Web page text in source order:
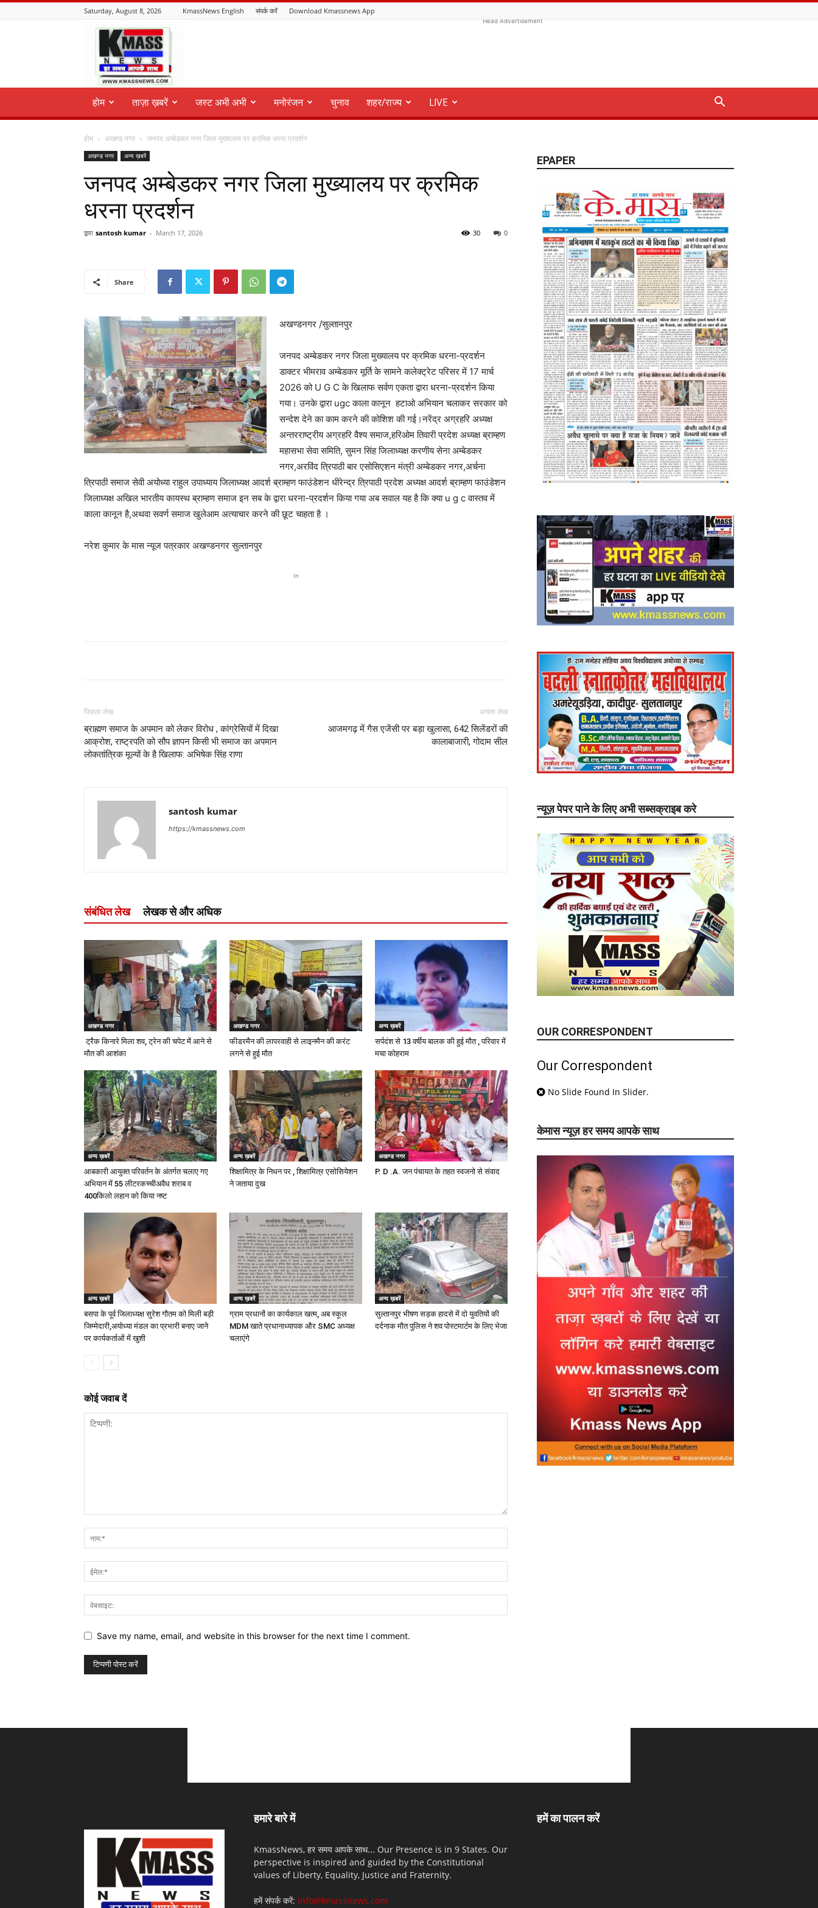
Saturday, August 8, 2026 KmassNews English संपर्क करें Download Kmassnews App
KmassNews
Head Advertisement
होम ताज़ा ख़बरें जस्ट अभी अभी मनोरंजन चुनाव शहर/राज्य LIVE
होम अखण्ड नगर जनपद अम्बेडकर नगर जिला मुख्यालय पर क्रमिक धरना प्रदर्शन
अखण्ड नगर अन्य ख़बरें
जनपद अम्बेडकर नगर जिला मुख्यालय पर क्रमिक
धरना प्रदर्शन
द्वारा santosh kumar - March 17, 2026 0
30
Share
अखण्डनगर /सुल्तानपुर
जनपद अम्बेडकर नगर जिला मुख्यालय पर क्रमिक धरना-प्रदर्शन
डाक्टर भीमराव अम्बेडकर मूर्ति के सामने कलेक्ट्रेट परिसर में 17 मार्च
2026 को U G C के खिलाफ सर्वण एकता द्वारा धरना-प्रदर्शन किया
गया। उनके द्वारा ugc काला कानून हटाओ अभियान चलाकर सरकार को
सन्देश देने का काम करने की कोशिश की गई।नरेंद्र अग्रहरि अध्यक्ष
अन्तरराष्ट्रीय अग्रहरि वैश्य समाज,हरिओम तिवारी प्रदेश अध्यक्ष ब्राम्हण
महासभा सेवा समिति, सुमन सिंह जिलाध्यक्ष करणीय सेना अम्बेडकर
नगर,अरविंद त्रिपाठी बार एसोसिएशन मंत्री अम्बेडकर नगर,अर्चना
त्रिपाठी समाज सेवी अयोध्या राहुल उपाध्याय जिलाध्यक्ष आदर्श ब्राम्हण फाउंडेशन धीरेन्द्र त्रिपाठी प्रदेश अध्यक्ष आदर्श ब्राम्हण फाउंडेशन
जिलाध्यक्ष अखिल भारतीय कायस्थ ब्राम्हण समाज इन सब के द्वारा धरना-प्रदर्शन किया गया अब सवाल यह है कि क्या u g c वास्तव में
काला कानून है,अथवा सवर्ण समाज खुलेआम अत्याचार करने की छूट चाहता है ।
नरेश कुमार के मास न्यूज पत्रकार अखण्डनगर सुल्तानपुर
In
पिछला लेख
ब्राह्मण समाज के अपमान को लेकर विरोध , कांग्रेसियों में दिखा
आक्रोश, राष्ट्रपति को सौप ज्ञापन किसी भी समाज का अपमान
लोकतांत्रिक मूल्यों के है खिलाफ: अभिषेक सिंह राणा
अगला लेख
आजमगढ़ में गैस एजेंसी पर बड़ा खुलासा, 642 सिलेंडरों की
कालाबाजारी, गोदाम सील
santosh kumar
https://kmassnews.com
संबंधित लेख लेखक से और अधिक
अखण्ड नगर
ट्रैक किनारे मिला शव, ट्रेन की चपेट में आने से
मौत की आशंका
अखण्ड नगर
फीडरमैन की लापरवाही से लाइनमैन की करंट
लगने से हुई मौत
अन्य ख़बरें
सर्पदंश से 13 वर्षीय बालक की हुई मौत , परिवार में
मचा कोहराम
अन्य ख़बरें
आबकारी आयुक्त परिवर्तन के अंतर्गत चलाए गए
अभियान में 55 लीटरकच्चीअवैध शराब व
400किलो लहान को किया नष्ट
अन्य ख़बरें
शिक्षामित्र के निधन पर , शिक्षामित्र एसोसियेशन
ने जताया दुख
अखण्ड नगर
P. D .A. जन पंचायत के तहत स्वजनो से संवाद
अन्य ख़बरें
बसपा के पूर्व जिलाध्यक्ष सुरेश गौतम को मिली बड़ी
जिम्मेदारी,अयोध्या मंडल का प्रभारी बनाए जाने
पर कार्यकर्ताओं में खुशी
अन्य ख़बरें
ग्राम प्रधानों का कार्यकाल खत्म, अब स्कूल
MDM खाते प्रधानाध्यापक और SMC अध्यक्ष
चलाएंगे
अन्य ख़बरें
सुल्तानपुर भीषण सड़क हादसे में दो युवतियों की
दर्दनाक मौत पुलिस ने शव पोस्टमार्टम के लिए भेजा
कोई जवाब दें
Save my name, email, and website in this browser for the next time I comment.
EPAPER
न्यूज़ पेपर पाने के लिए अभी सब्सक्राइब करे
OUR CORRESPONDENT
Our Correspondent
No Slide Found In Slider.
केमास न्यूज़ हर समय आपके साथ
हमारे बारे में
KmassNews, हर समय आपके साथ... Our Presence is in 9 States. Our
perspective is inspired and guided by the Constitutional
values of Liberty, Equality, Justice and Fraternity.
हमें संपर्क करें: info@kmassnews.com
हमें का पालन करें